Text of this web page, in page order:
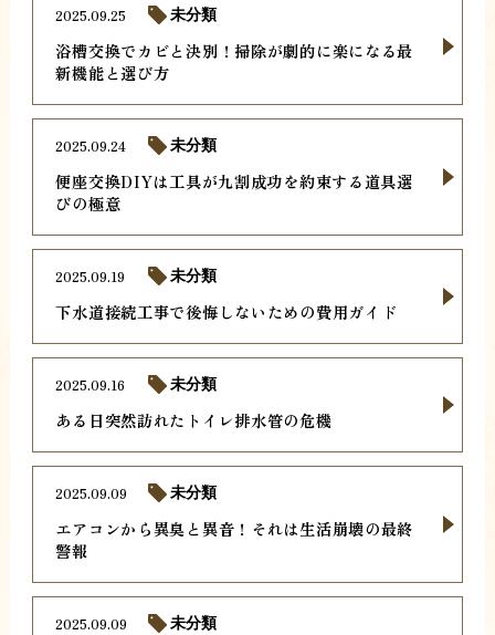
浴槽交換でカビと決別！掃除が劇的に楽になる最
新機能と選び方
2025.09.25 未分類
便座交換DIYは工具が九割成功を約束する道具選
びの極意
2025.09.24 未分類
下水道接続工事で後悔しないための費用ガイド
2025.09.19 未分類
ある日突然訪れたトイレ排水管の危機
2025.09.16 未分類
エアコンから異臭と異音！それは生活崩壊の最終
警報
2025.09.09 未分類
2025.09.09 未分類